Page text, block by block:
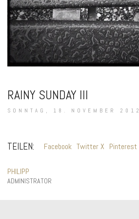
RAINY SUNDAY III
SONNTAG, 18. NOVEMBER 2012
TEILEN: Facebook Twitter X Pinterest
PHILIPP
ADMINISTRATOR